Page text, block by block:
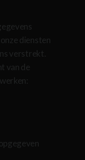
diensten
verstrekt.
van de